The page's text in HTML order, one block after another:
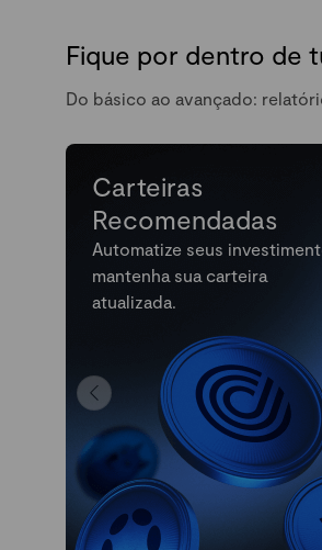
Fique por dentro de
Do básico ao avançado:
Carteiras
Recomendadas
Automatize seus
mantenha sua carteira
atualizada.